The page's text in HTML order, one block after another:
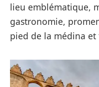
lieu emblématique,
gastronomie,
pied de la médina